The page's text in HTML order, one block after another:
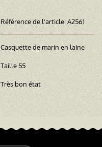
Référence de l'article:A2561
Casquette de marin en laine
Taille 55
Très bon état